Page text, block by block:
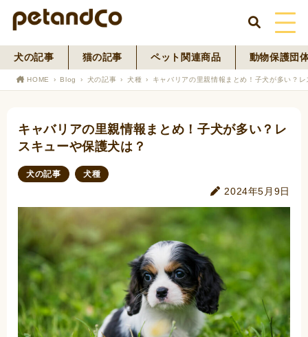
HOME
News
寄付活動
犬の記事 猫の記事 ペット関連商品 動物保護団
HOME Blog 犬の記事 犬種 キャバリアの里親情報まとめ！子犬が多い？
キャバリアの里親情報まとめ！子犬が多い？レ
スキューや保護犬は？
犬の記事 犬種
2024年5月9日